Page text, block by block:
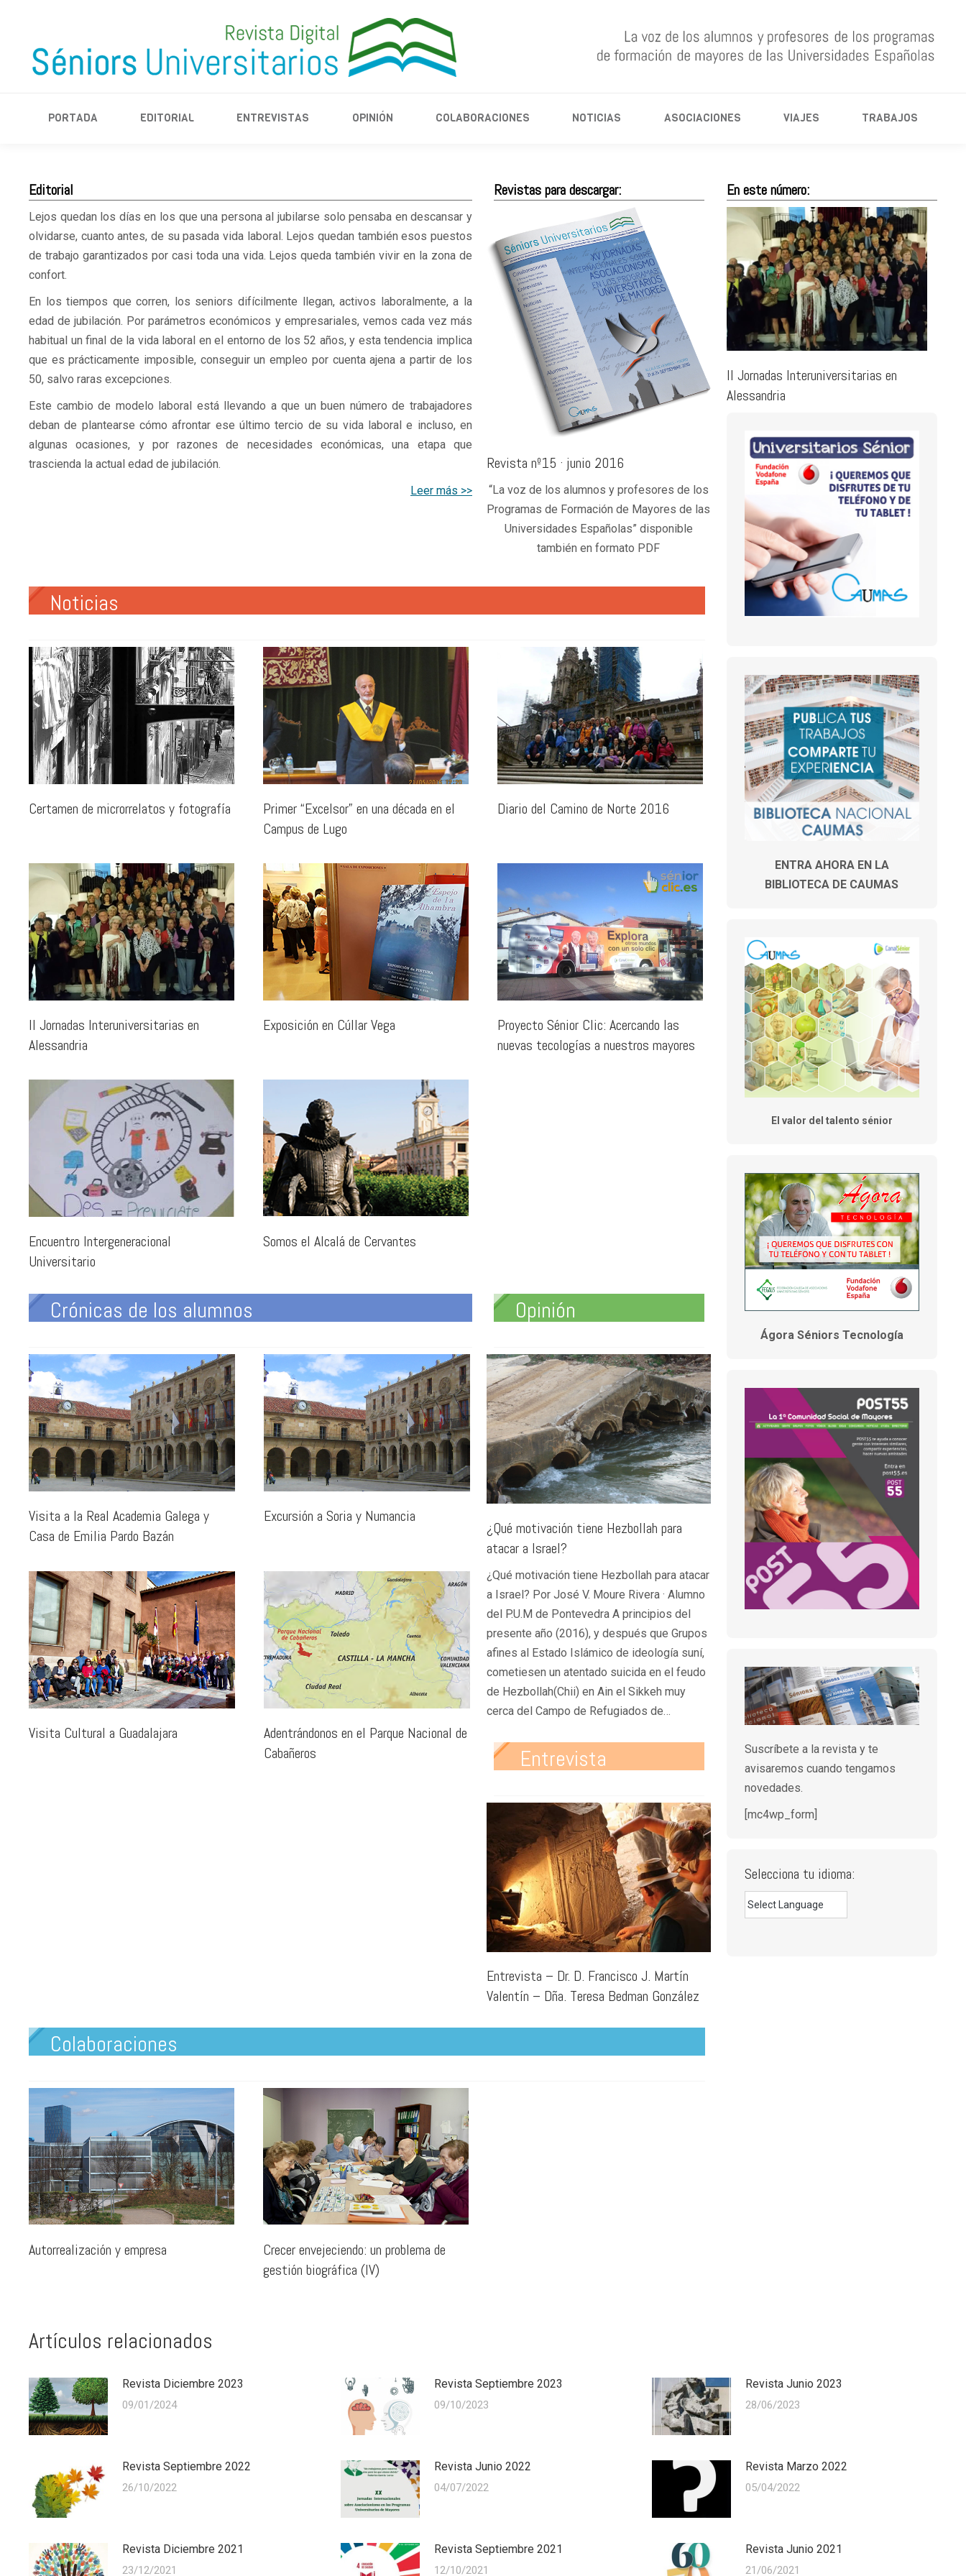
PORTADA EDITORIAL ENTREVISTAS OPINIÓN COLABORACIONES NOTICIAS ASOCIACIONES VIAJES TRABAJOS
Editorial
Lejos quedan los días en los que una persona al jubilarse solo pensaba en descansar y
olvidarse, cuanto antes, de su pasada vida laboral. Lejos quedan también esos puestos
de trabajo garantizados por casi toda una vida. Lejos queda también vivir en la zona de
confort.
En los tiempos que corren, los seniors difícilmente llegan, activos laboralmente, a la
edad de jubilación. Por parámetros económicos y empresariales, vemos cada vez más
habitual un final de la vida laboral en el entorno de los 52 años, y esta tendencia implica
que es prácticamente imposible, conseguir un empleo por cuenta ajena a partir de los
50, salvo raras excepciones.
Este cambio de modelo laboral está llevando a que un buen número de trabajadores
deban de plantearse cómo afrontar ese último tercio de su vida laboral e incluso, en
algunas ocasiones, y por razones de necesidades económicas, una etapa que
trascienda la actual edad de jubilación.
Leer más >>
Revistas para descargar:
Revista nº15 · junio 2016
“La voz de los alumnos y profesores de los
Programas de Formación de Mayores de las
Universidades Españolas” disponible
también en formato PDF
Noticias
Certamen de microrrelatos y fotografía
Primer “Excelsor” en una década en el
Campus de Lugo
Diario del Camino de Norte 2016
II Jornadas Interuniversitarias en
Alessandria
Exposición en Cúllar Vega
Proyecto Sénior Clic: Acercando las
nuevas tecologías a nuestros mayores
Encuentro Intergeneracional
Universitario
Somos el Alcalá de Cervantes
Crónicas de los alumnos
Visita a la Real Academia Galega y
Casa de Emilia Pardo Bazán
Excursión a Soria y Numancia
Visita Cultural a Guadalajara
Adentrándonos en el Parque Nacional de
Cabañeros
Opinión
¿Qué motivación tiene Hezbollah para
atacar a Israel?
¿Qué motivación tiene Hezbollah para atacar
a Israel? Por José V. Moure Rivera · Alumno
del P.U.M de Pontevedra A principios del
presente año (2016), y después que Grupos
afines al Estado Islámico de ideología suní,
cometiesen un atentado suicida en el feudo
de Hezbollah(Chii) en Ain el Sikkeh muy
cerca del Campo de Refugiados de…
Entrevista
Entrevista – Dr. D. Francisco J. Martín
Valentín – Dña. Teresa Bedman González
Colaboraciones
Autorrealización y empresa
Crecer envejeciendo: un problema de
gestión biográfica (IV)
En este número:
Crecer envejeciendo: un problema de
gestión biográfica (IV)
II Jornadas Interuniversitarias en
Alessandria
ENTRA AHORA EN LA
BIBLIOTECA DE CAUMAS
El valor del talento sénior
Ágora Séniors Tecnología
Suscríbete a la revista y te
avisaremos cuando tengamos
novedades.
[mc4wp_form]
Selecciona tu idioma:
Artículos relacionados
Revista Diciembre 2023
09/01/2024
Revista Septiembre 2023
09/10/2023
Revista Junio 2023
28/06/2023
Revista Septiembre 2022
26/10/2022
Revista Junio 2022
04/07/2022
Revista Marzo 2022
05/04/2022
Revista Diciembre 2021
23/12/2021
Revista Septiembre 2021
12/10/2021
Revista Junio 2021
21/06/2021
PORTADA EDITORIAL ENTREVISTAS OPINIÓN